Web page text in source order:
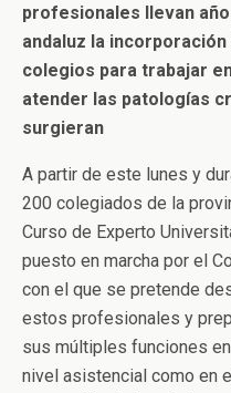
profesionales llevan
andaluz la
colegios para trabajar
atender las patologías
surgieran
A partir de este lunes y
200 colegiados de la
Curso de Experto
puesto en marcha por el
con el que se pretende
estos profesionales y
sus múltiples funciones
nivel asistencial como en